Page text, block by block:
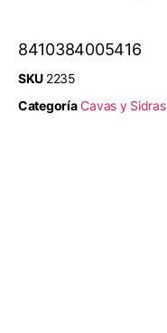
8410384005416
SKU 2235
Categoría Cavas y Sidras